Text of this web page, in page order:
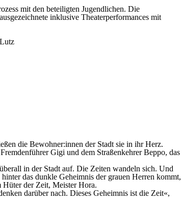
mit den beteiligten Jugendlichen. Die
inklusive Theaterperformances mit
die Bewohner:innen der Stadt sie in ihr Herz.
Gigi und dem Straßenkehrer Beppo, das
in der Stadt auf. Die Zeiten wandeln sich. Und
das dunkle Geheimnis der grauen Herren kommt,
Hüter der Zeit, Meister Hora.
darüber nach. Dieses Geheimnis ist die Zeit«,